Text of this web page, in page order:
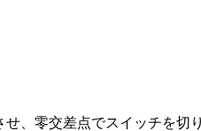
、零交差点でスイッチを切